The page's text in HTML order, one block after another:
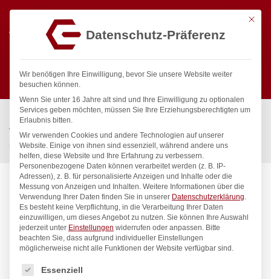
Suchen
Start / Gastronomiebedarf & Gastro Geräte für Profis
Wassertechnik
Wellnes
spa Kneipp’sche Garnitur 3/4″ Ø 27mm mit Schnellkupplung
Mit
Datenschutz-Präferenz
Wir benötigen Ihre Einwilligung, bevor Sie unsere Website weiter
besuchen können.
Wenn Sie unter 16 Jahre alt sind und Ihre Einwilligung zu optionalen
Services geben möchten, müssen Sie Ihre Erziehungsberechtigten um
Erlaubnis bitten.
Wir verwenden Cookies und andere Technologien auf unserer
Website. Einige von ihnen sind essenziell, während andere uns
helfen, diese Website und Ihre Erfahrung zu verbessern.
Personenbezogene Daten können verarbeitet werden (z. B. IP-
Adressen), z. B. für personalisierte Anzeigen und Inhalte oder die
Messung von Anzeigen und Inhalten. Weitere Informationen über die
Verwendung Ihrer Daten finden Sie in unserer Datenschutzerklärung.
Es besteht keine Verpflichtung, in die Verarbeitung Ihrer Daten
einzuwilligen, um dieses Angebot zu nutzen. Sie können Ihre Auswahl
jederzeit unter Einstellungen widerrufen oder anpassen. Bitte
beachten Sie, dass aufgrund individueller Einstellungen
möglicherweise nicht alle Funktionen der Website verfügbar sind.
Es folgt eine Liste der Service-Gruppen, für die eine
Essenziell